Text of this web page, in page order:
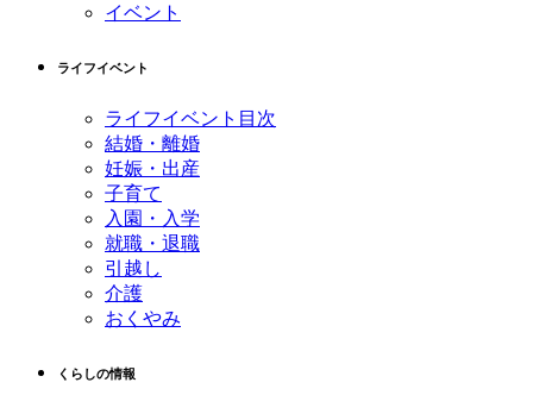
イベント
ライフイベント
ライフイベント目次
結婚・離婚
妊娠・出産
子育て
入園・入学
就職・退職
引越し
介護
おくやみ
くらしの情報